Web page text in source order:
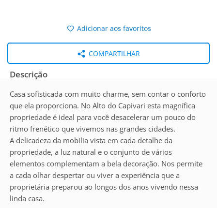
Adicionar aos favoritos
COMPARTILHAR
Descrição
Casa sofisticada com muito charme, sem contar o conforto
que ela proporciona. No Alto do Capivari esta magnífica
propriedade é ideal para você desacelerar um pouco do
ritmo frenético que vivemos nas grandes cidades.
A delicadeza da mobília vista em cada detalhe da
propriedade, a luz natural e o conjunto de vários
elementos complementam a bela decoração. Nos permite
a cada olhar despertar ou viver a experiência que a
proprietária preparou ao longos dos anos vivendo nessa
linda casa.